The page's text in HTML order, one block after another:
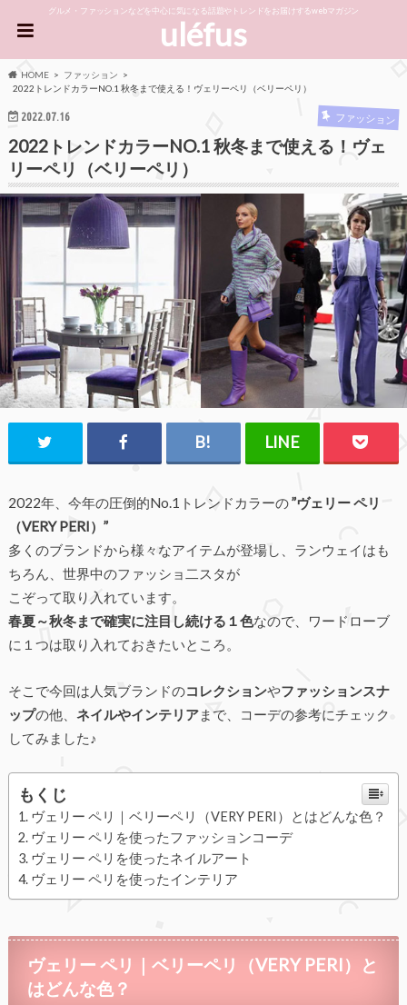
グルメ・ファッションなどを中心に気になる話題やトレンドをお届けするwebマガジン
uléfus
HOME
ファッション
2022トレンドカラーNO.1 秋冬まで使える！ヴェリーペリ（ベリーペリ）
2022.07.16 ファッション
2022トレンドカラーNO.1 秋冬まで使える！ヴェ
リーペリ（ベリーペリ）
2022年、今年の圧倒的No.1トレンドカラーの”ヴェリー ペリ
（VERY PERI）”
多くのブランドから様々なアイテムが登場し、ランウェイはも
ちろん、世界中のファッショ二スタが
こぞって取り入れています。
春夏～秋冬まで確実に注目し続ける１色なので、ワードローブ
に１つは取り入れておきたいところ。
そこで今回は人気ブランドのコレクションやファッションスナ
ップの他、 ネイルやインテリアまで、コーデの参考にチェック
してみました♪
もくじ
ヴェリー ペリ｜ベリーペリ（VERY PERI）とはどんな色？
ヴェリー ペリを使ったファッションコーデ
ヴェリー ペリを使ったネイルアート
ヴェリー ペリを使ったインテリア
ヴェリー ペリ｜ベリーペリ（VERY PERI）と
はどんな色？